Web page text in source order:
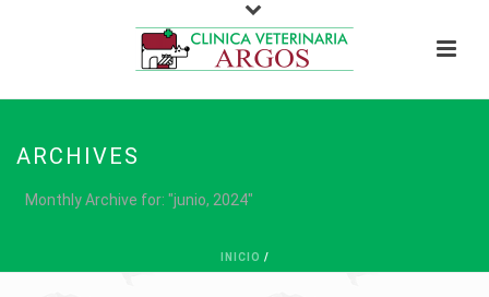
ARCHIVES
Monthly Archive for: "junio, 2024"
INICIO /